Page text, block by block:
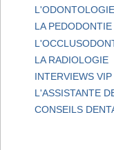
LA PEDODONTIE
LA RADIOLOGIE
INTERVIEWS VIP
L'ASSISTANTE
CONSEILS